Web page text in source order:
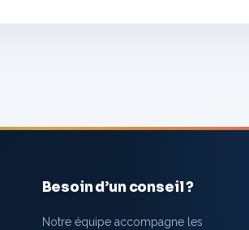
Besoin d’un conseil ?
Notre équipe accompagne les